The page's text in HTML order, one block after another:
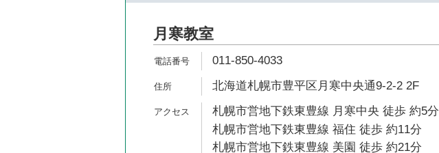
月寒教室
011-850-4033
北海道札幌市豊平区月寒中央通9-2-2 2F
札幌市営地下鉄東豊線 月寒中央 徒歩 約5分
札幌市営地下鉄東豊線 福住 徒歩 約11分
札幌市営地下鉄東豊線 美園 徒歩 約21分